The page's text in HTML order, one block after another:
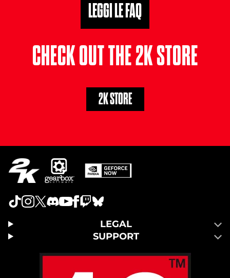
LEGGI LE FAQ
CHECK OUT THE 2K STORE
2K STORE
LEGAL
SUPPORT